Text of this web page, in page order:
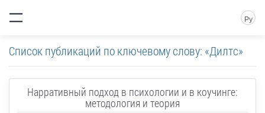
Ру
Список публикаций по ключевому слову: «Дилтс»
Нарративный подход в психологии и в коучинге:
методология и теория